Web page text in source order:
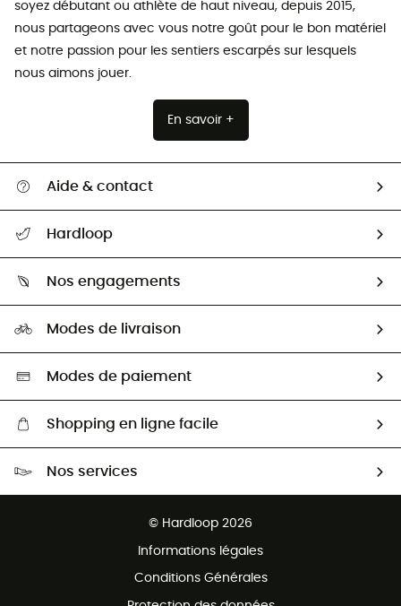
soyez débutant ou athlète de haut niveau, depuis 2015,
nous partageons avec vous notre goût pour le bon matériel
et notre passion pour les sentiers escarpés sur lesquels
nous aimons jouer.
En savoir +
Aide & contact
Guide des tailles
Seconde Main
Aide & Contact
Hardloop
HardGuides
Nos engagements
Sélection éco-responsable
Modes de livraison
Modes de paiement
Shopping en ligne facile
Nos services
© Hardloop 2026
Informations légales
Conditions Générales